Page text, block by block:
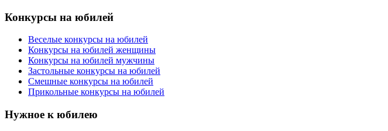
Конкурсы на юбилей
Веселые конкурсы на юбилей
Конкурсы на юбилей женщины
Конкурсы на юбилей мужчины
Застольные конкурсы на юбилей
Смешные конкурсы на юбилей
Прикольные конкурсы на юбилей
Нужное к юбилею